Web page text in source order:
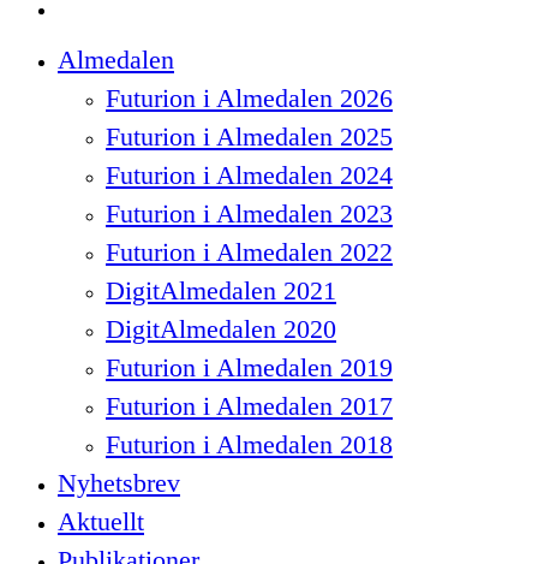
Menu
Almedalen
Futurion i Almedalen 2026
Futurion i Almedalen 2025
Futurion i Almedalen 2024
Futurion i Almedalen 2023
Futurion i Almedalen 2022
DigitAlmedalen 2021
DigitAlmedalen 2020
Futurion i Almedalen 2019
Futurion i Almedalen 2017
Futurion i Almedalen 2018
Nyhetsbrev
Aktuellt